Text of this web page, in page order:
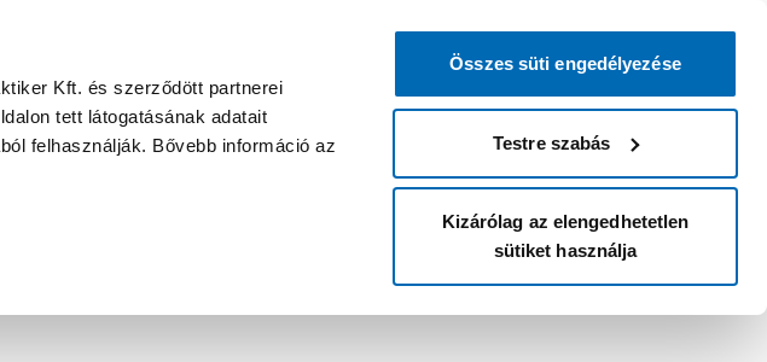
Kft. és szerződött partnerei
tett látogatásának adatait
felhasználják. Bővebb információ az
Összes süti engedélyezése
Testre szabás
Kizárólag az elengedhetetlen
sütiket használja